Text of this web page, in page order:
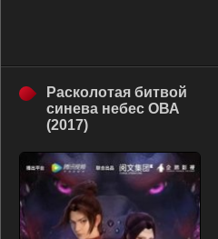
Расколотая битвой
синева небес ОВА
(2017)